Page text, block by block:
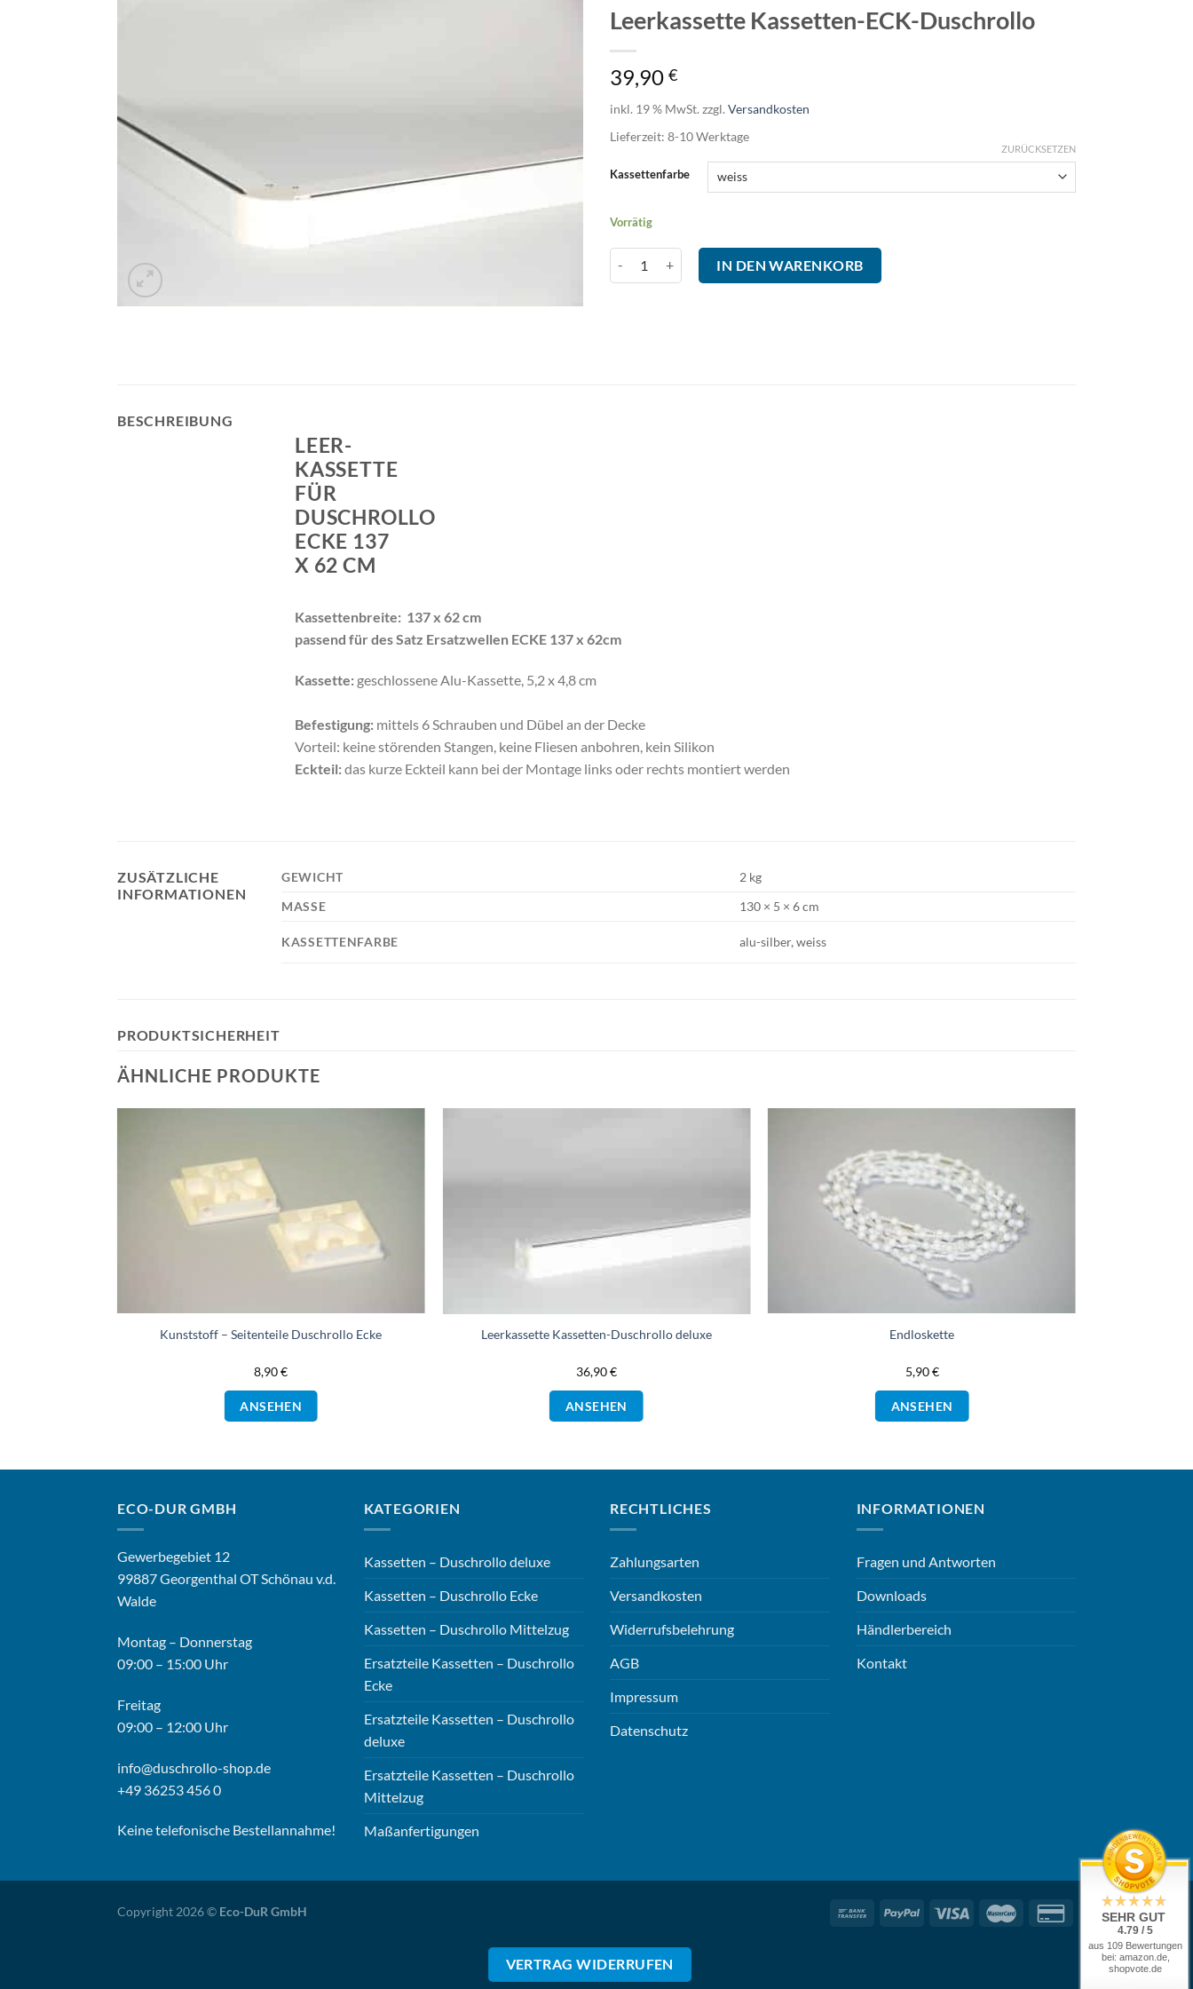
Leerkassette Kassetten-ECK-Duschrollo
39,90 €
inkl. 19 % MwSt. zzgl. Versandkosten
Lieferzeit: 8-10Werktage
Kassettenfarbe
ZURÜCKSETZEN
Vorrätig
IN DEN WARENKORB
BESCHREIBUNG
LEER-
KASSETTE
FÜR
DUSCHROLLO
ECKE 137
X 62 CM
Kassettenbreite: 137 x 62 cm
passend für des Satz Ersatzwellen ECKE 137 x 62cm
Kassette: geschlossene Alu-Kassette, 5,2 x 4,8 cm
Befestigung: mittels 6 Schrauben und Dübel an der Decke
Vorteil: keine störenden Stangen, keine Fliesen anbohren, kein Silikon
Eckteil:das kurze Eckteil kann bei der Montage links oder rechts montiert werden
ZUSÄTZLICHE
INFORMATIONEN
GEWICHT
2 kg
MASSE
130 × 5 × 6 cm
KASSETTENFARBE alu-silber, weiss
PRODUKTSICHERHEIT
ÄHNLICHE PRODUKTE
Kunststoff – Seitenteile Duschrollo Ecke
8,90€
ANSEHEN
Leerkassette Kassetten-Duschrollo deluxe
36,90€
ANSEHEN
Varianten
Die
auf
der
gewählt
Endloskette
5,90€
ANSEHEN
ECO-DUR GMBH
Gewerbegebiet 12
99887 Georgenthal OT Schönau v.d.
Walde
Montag – Donnerstag
09:00 – 15:00 Uhr
Freitag
09:00 – 12:00 Uhr
info@duschrollo-shop.de
+49 36253 456 0
Keine telefonische Bestellannahme!
KATEGORIEN
Kassetten – Duschrollo deluxe
Kassetten – Duschrollo Ecke
Kassetten – Duschrollo Mittelzug
Ersatzteile Kassetten – Duschrollo
Ecke
Ersatzteile Kassetten – Duschrollo
deluxe
Ersatzteile Kassetten – Duschrollo
Mittelzug
Maßanfertigungen
RECHTLICHES
Zahlungsarten
Versandkosten
Widerrufsbelehrung
AGB
Impressum
Datenschutz
INFORMATIONEN
Fragen und Antworten
Downloads
Händlerbereich
Kontakt
Copyright 2026 © Eco-DuR GmbH
VERTRAG WIDERRUFEN
SEHR GUT
4.79 / 5
aus 109 Bewertungen
bei: amazon.de,
shopvote.de